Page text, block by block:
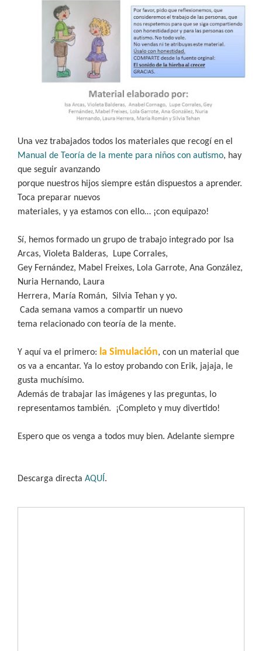
Una vez trabajados todos los materiales que recogí en el
Manual de Teoría de la mente para niños con autismo, hay
que seguir avanzando
porque nuestros hijos siempre están dispuestos a aprender.
Toca preparar nuevos
materiales, y ya estamos con ello… ¡con equipazo!
Sí, hemos formado un grupo de trabajo integrado por Isa
Arcas, Violeta Balderas,
Lupe Corrales,
Gey Fernández, Mabel Freixes, Lola Garrote, Ana González,
Nuria Hernando, Laura
Herrera, María Román, Silvia Tehan y yo.
Cada semana vamos a compartir un nuevo
tema relacionado con teoría de la mente.
Y aquí va el primero: la Simulación, con un material que
os va a encantar. Ya lo estoy probando con Erik, jajaja, le
gusta muchísimo.
Además de trabajar las imágenes y las preguntas, lo
representamos también.
¡Completo y muy divertido!
Espero que os venga a todos muy bien. Adelante siempre
Descarga directa AQUÍ .